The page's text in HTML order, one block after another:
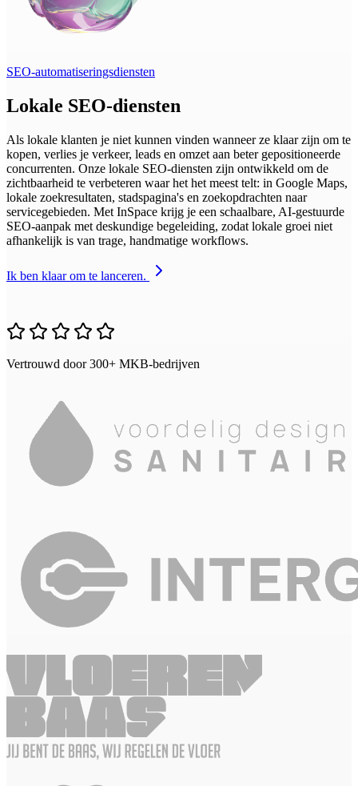
SEO-automatiseringsdiensten
Lokale SEO-diensten
Als lokale klanten je niet kunnen vinden wanneer ze klaar zijn om te
kopen, verlies je verkeer, leads en omzet aan beter gepositioneerde
concurrenten. Onze lokale SEO-diensten zijn ontwikkeld om de
zichtbaarheid te verbeteren waar het het meest telt: in Google Maps,
lokale zoekresultaten, stadspagina's en zoekopdrachten naar
servicegebieden. Met InSpace krijg je een schaalbare, AI-gestuurde
SEO-aanpak met deskundige begeleiding, zodat lokale groei niet
afhankelijk is van trage, handmatige workflows.
Ik ben klaar om te lanceren.
Vertrouwd door 300+ MKB-bedrijven